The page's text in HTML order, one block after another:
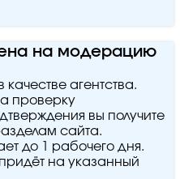
на модерацию
агентства.
проверку
вы получите
сайта.
до 1 рабочего дня.
на указанный